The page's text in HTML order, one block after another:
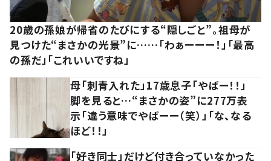
20歳の孫娘が帰省のたびにする“隠しごと”。祖母が
見つけた“まさかの光景”に……「わぁーーー！」「最高
の孫だ」「これいいですね」
母「刺青入れた」17歳息子「やばー！！」
脚を見ると…“まさかの姿”に277万表
示「違う意味でやばーー（笑）」「な、なる
ほど！！」
「好き同士」だけど付き合っていなかった